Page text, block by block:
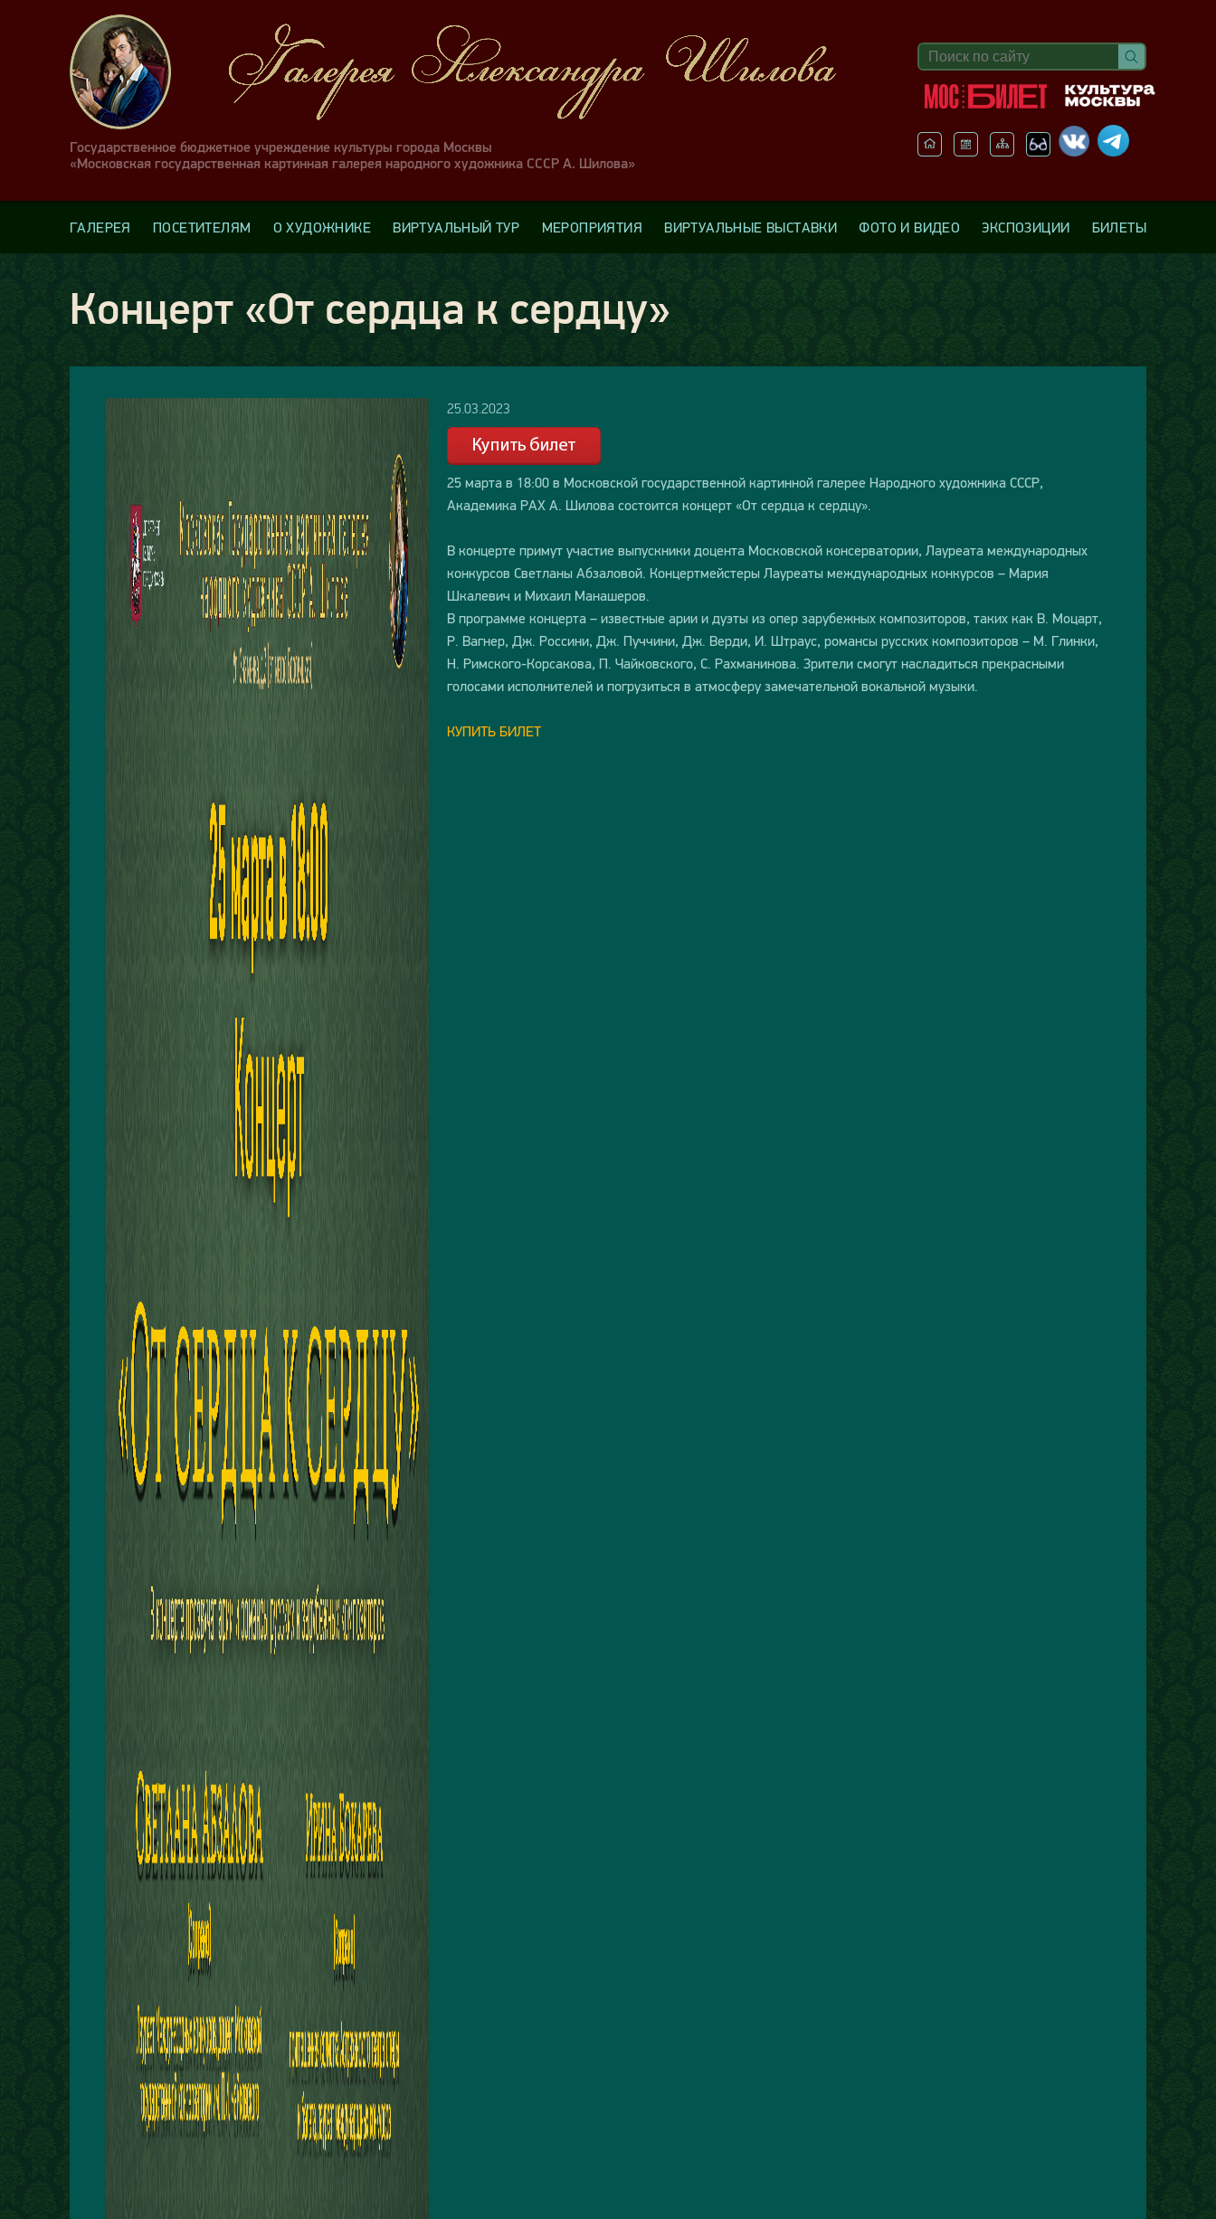
Государственное бюджетное учреждение культуры города Москвы
«Московская государственная картинная галерея народного художника СССР А. Шилова»
ГАЛЕРЕЯ ПОСЕТИТЕЛЯМ О ХУДОЖНИКЕ ВИРТУАЛЬНЫЙ ТУР МЕРОПРИЯТИЯ ВИРТУАЛЬНЫЕ ВЫСТАВКИ ФОТО И ВИДЕО ЭКСПОЗИЦИИ БИЛЕТЫ
Концерт «От сердца к сердцу»
25.03.2023
25 марта в 18:00 в Московской государственной картинной галерее Народного художника СССР,
Академика РАХ А. Шилова состоится концерт «От сердца к сердцу».
В концерте примут участие выпускники доцента Московской консерватории, Лауреата международных
конкурсов Светланы Абзаловой. Концертмейстеры Лауреаты международных конкурсов – Мария
Шкалевич и Михаил Манашеров.
В программе концерта – известные арии и дуэты из опер зарубежных композиторов, таких как В. Моцарт,
Р. Вагнер, Дж. Россини, Дж. Пуччини, Дж. Верди, И. Штраус, романсы русских композиторов – М. Глинки,
Н. Римского-Корсакова, П. Чайковского, С. Рахманинова. Зрители смогут насладиться прекрасными
голосами исполнителей и погрузиться в атмосферу замечательной вокальной музыки.
КУПИТЬ БИЛЕТ